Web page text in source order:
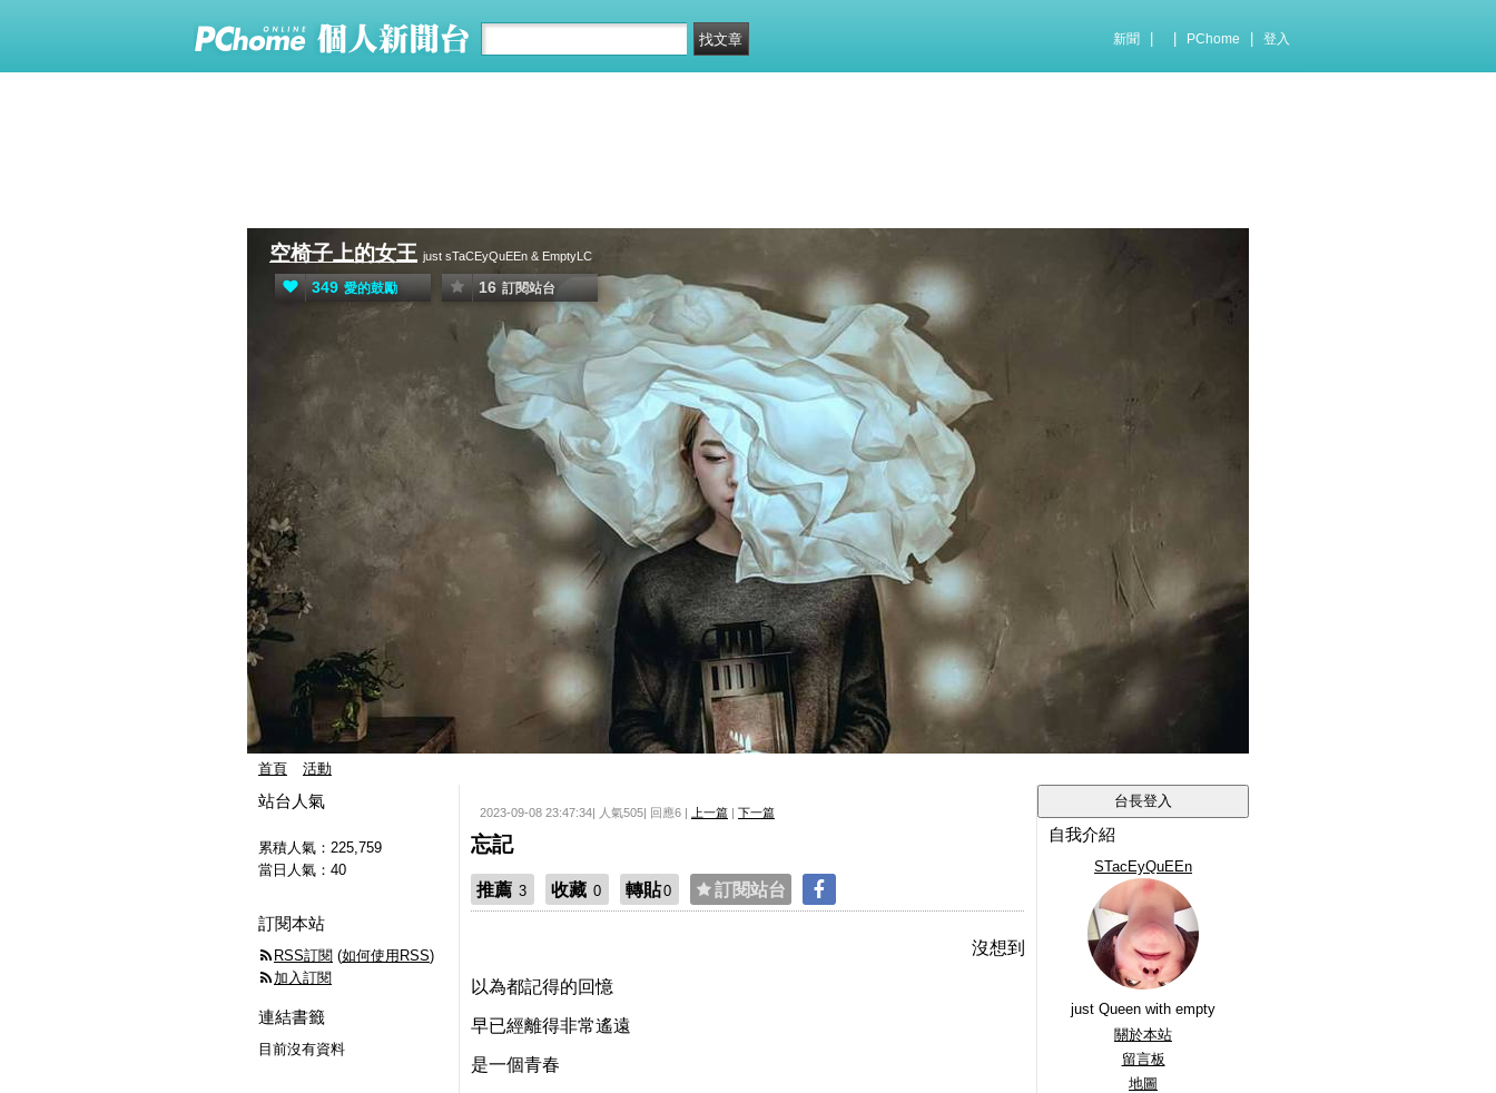
新聞 PChome 登入
空椅子上的女王 just sTaCEyQuEEn & EmptyLC
349 愛的鼓勵 16 訂閱站台
首頁 活動
2023-09-08 23:47:34| 人氣505| 回應6 | 上一篇 | 下一篇
忘記
推薦 3 收藏 0 轉貼0 訂閱站台
沒想到
以為都記得的回憶
早已經離得非常遙遠
是一個青春
自我介紹
STacEyQuEEn
just Queen with empty
關於本站
留言板
地圖
站台人氣
累積人氣： 225,759
當日人氣： 40
訂閱本站
RSS訂閱 (如何使用RSS)
加入訂閱
連結書籤
目前沒有資料